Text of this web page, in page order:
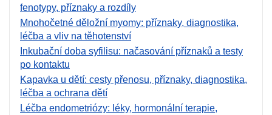
fenotypy, příznaky a rozdíly
Mnohočetné děložní myomy: příznaky, diagnostika,
léčba a vliv na těhotenství
Inkubační doba syfilisu: načasování příznaků a testy
po kontaktu
Kapavka u dětí: cesty přenosu, příznaky, diagnostika,
léčba a ochrana dětí
Léčba endometriózy: léky, hormonální terapie,